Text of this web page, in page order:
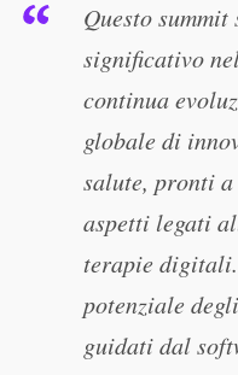
Questo
significativo
continua
globale di
salute, pronti
aspetti legati
terapie
potenziale
guidati dal